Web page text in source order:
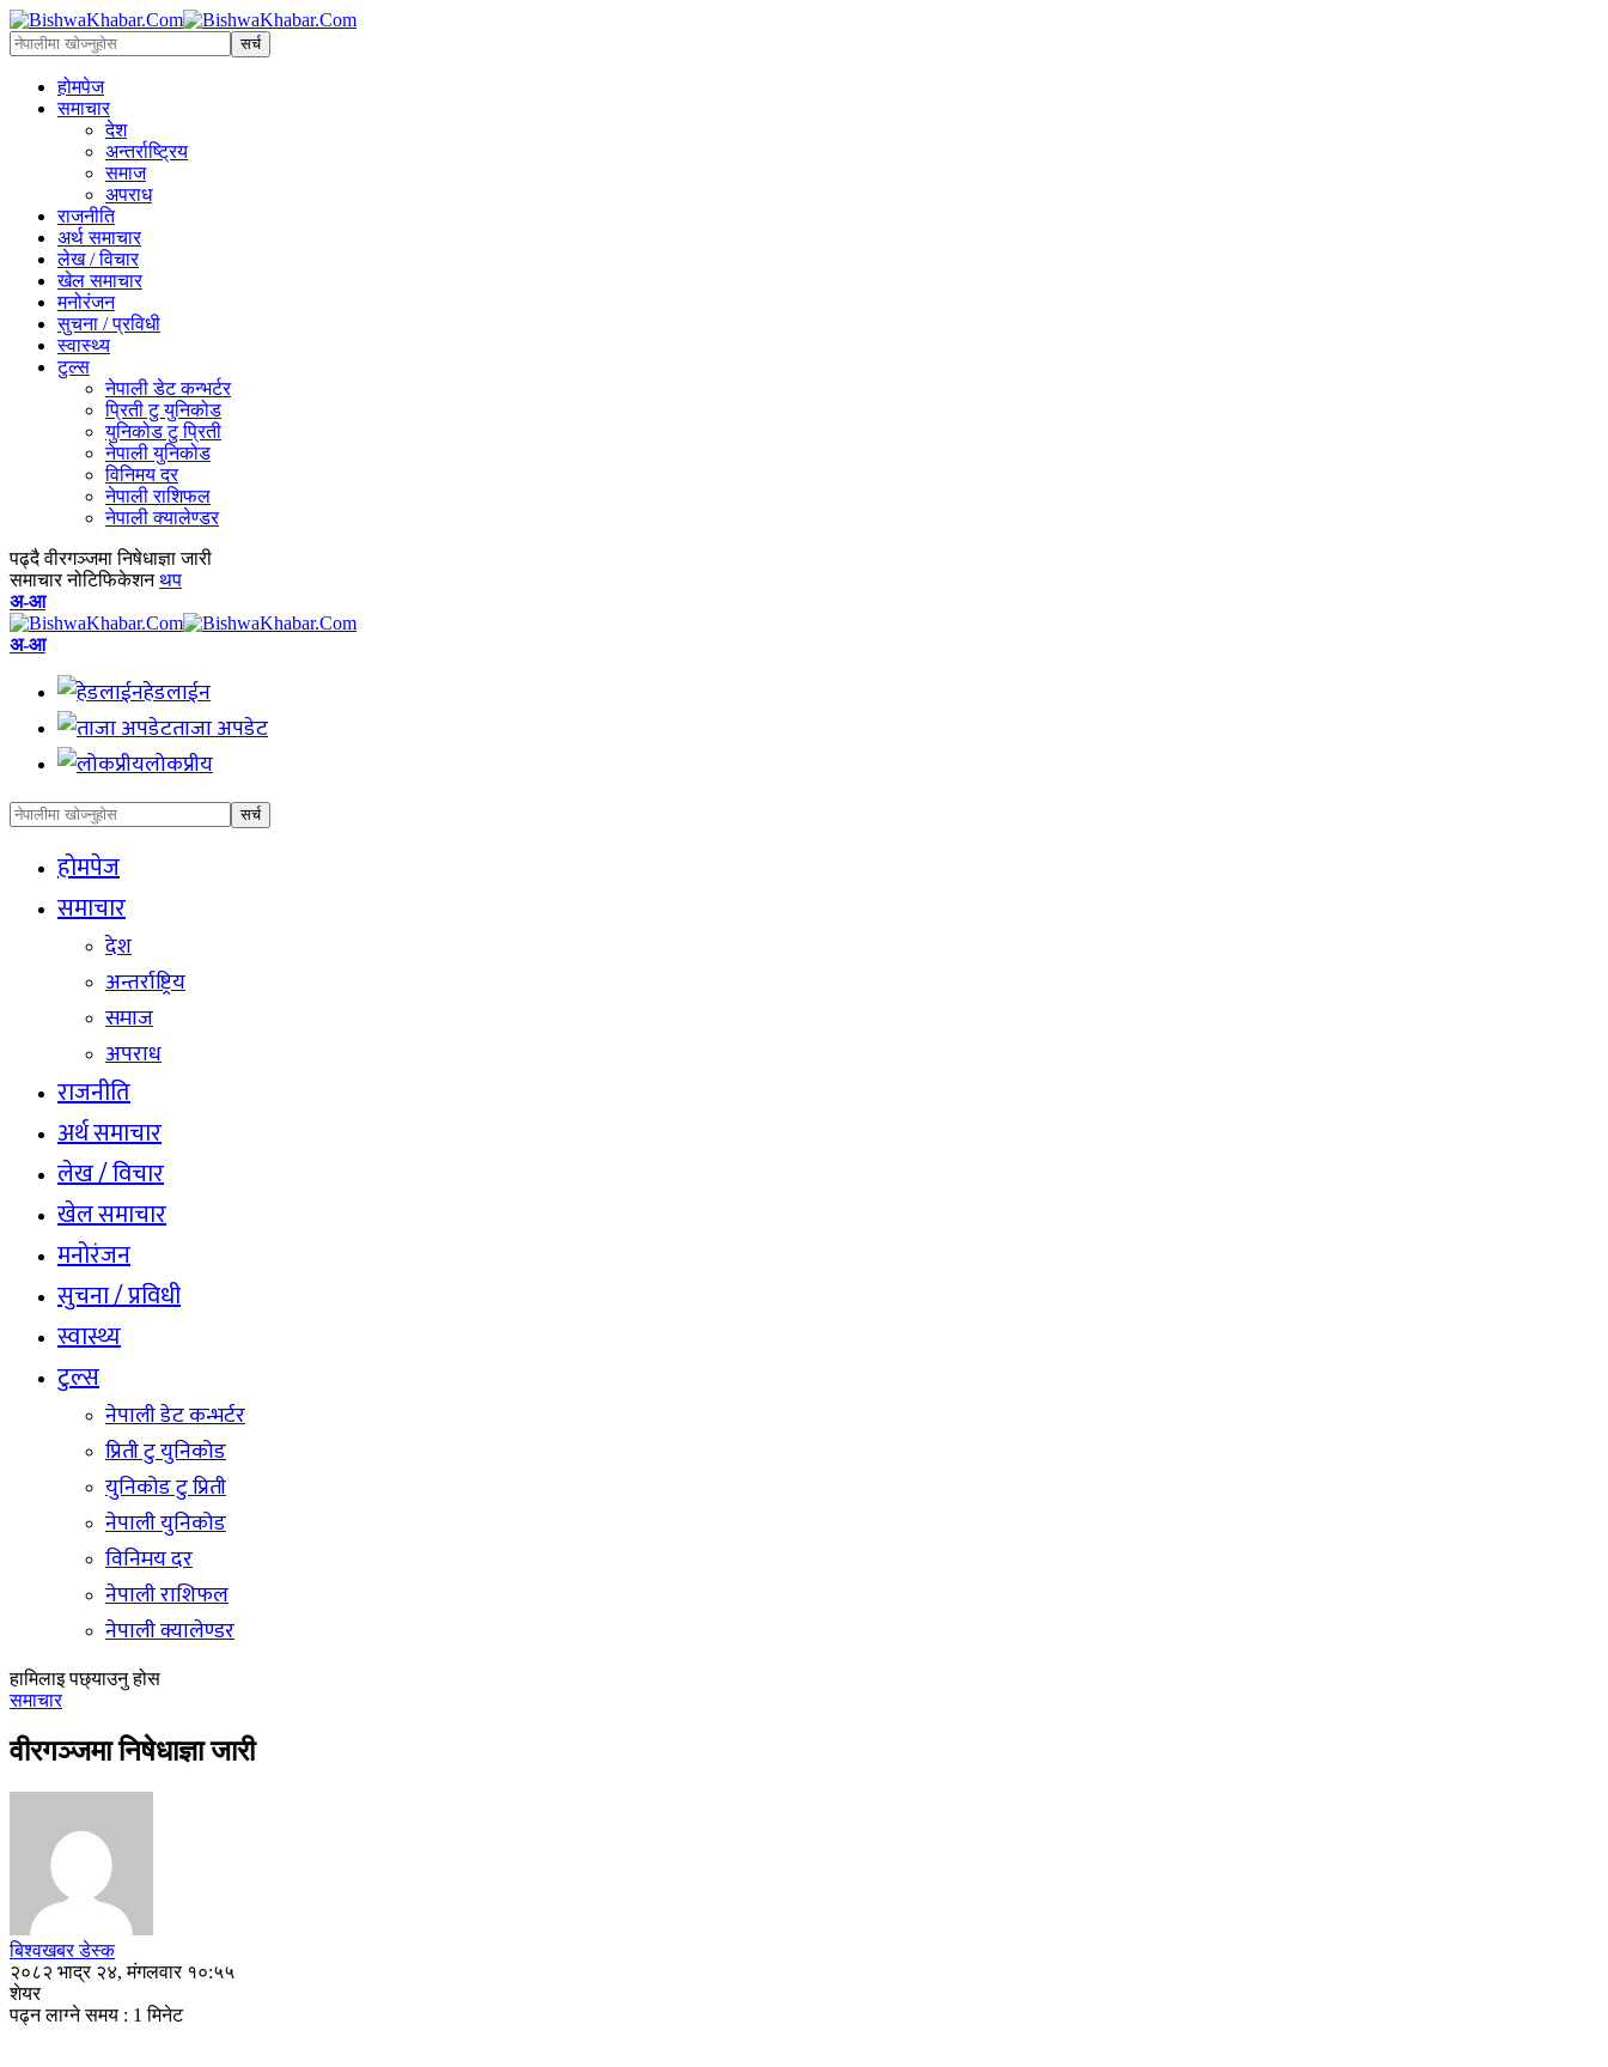
होमपेज
समाचार
देश
अन्तर्राष्ट्रिय
समाज
अपराध
राजनीति
अर्थ समाचार
लेख / विचार
खेल समाचार
मनोरंजन
सुचना / प्रविधी
स्वास्थ्य
टुल्स
नेपाली डेट कन्भर्टर
प्रिती टु युनिकोड
युनिकोड टु प्रिती
नेपाली युनिकोड
विनिमय दर
नेपाली राशिफल
नेपाली क्यालेण्डर
पढ्दै वीरगञ्जमा निषेधाज्ञा जारी
समाचार नोटिफिकेशन थप
Font
Resizer
अ-आ
Font
अ-आ
हेडलाईन
ताजा अपडेट
लोकप्रीय
होमपेज
समाचार
देश
अन्तर्राष्ट्रिय
समाज
अपराध
राजनीति
अर्थ समाचार
लेख / विचार
खेल समाचार
मनोरंजन
सुचना / प्रविधी
स्वास्थ्य
टुल्स
नेपाली डेट कन्भर्टर
प्रिती टु युनिकोड
युनिकोड टु प्रिती
नेपाली युनिकोड
विनिमय दर
नेपाली राशिफल
नेपाली क्यालेण्डर
हामिलाइ पछ्याउनु होस
समाचार
वीरगञ्जमा निषेधाज्ञा जारी
बिश्वखबर डेस्क
२०८२ भाद्र २४, मंगलवार १०:५५
शेयर
पढ्न लाग्ने समय : 1 मिनेट